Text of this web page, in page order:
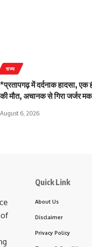
राज्य
*प्रतापगढ़ में दर्दनाक हादसा, एक
की मौत, अचानक से गिरा जर्जर
August 6, 2026
Quick Link
About Us
Disclaimer
Privacy Policy